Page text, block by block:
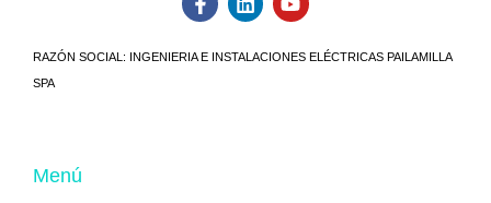
RAZÓN SOCIAL: INGENIERIA E INSTALACIONES ELÉCTRICAS PAILAMILLA
SPA
Menú